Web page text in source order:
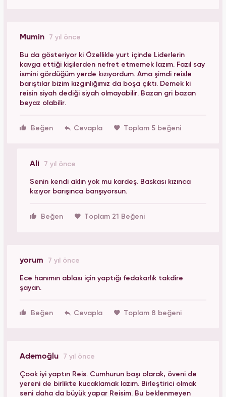
Mumin 7 yıl önce
Bu da gösteriyor ki Özellikle yurt içinde Liderlerin
kavga ettiği kişilerden nefret etmemek lazım. Fazıl say
ismini gördüğüm yerde kızıyordum. Ama şimdi reisle
barıştılar bizim kızgınlığımız da boşa çıktı. Demek ki
reisin siyah dediği siyah olmayabilir. Bazan gri bazan
beyaz olabilir.
Beğen Toplam 5 beğeni
Ali 7 yıl önce
Senin kendi aklın yok mu kardeş. Baskası kızınca
kızıyor barışınca barışıyorsun.
Beğen Toplam 21 Beğeni
yorum 7 yıl önce
Ece hanımın ablası için yaptığı fedakarlık takdire
şayan.
Beğen Toplam 8 beğeni
Ademoğlu 7 yıl önce
Çook iyi yaptın Reis. Cumhurun başı olarak, öveni de
yereni de birlikte kucaklamak lazım. Birleştirici olmak
seni daha da büyük yapar Reisim. Bu beklenmeyen